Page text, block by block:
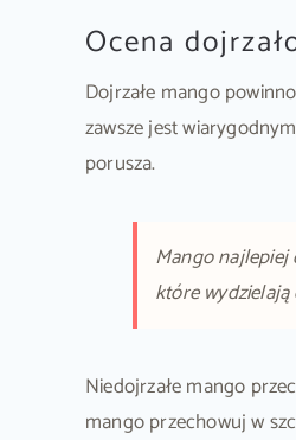
Ocena
Dojrzałe mango powinno
zawsze jest
porusza.
Mango najlepiej
które
Niedojrzałe mango
mango przechowuj w